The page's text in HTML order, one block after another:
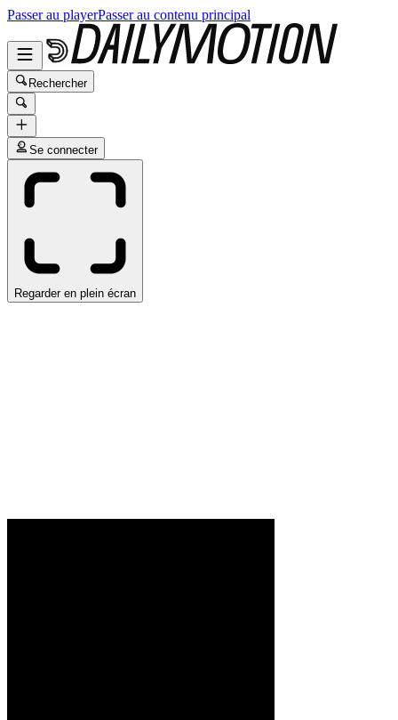
Passer au playerPasser au contenu principal
Rechercher
Se connecter
Regarder en plein écran